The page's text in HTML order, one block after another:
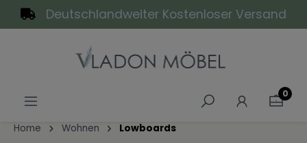
springenDeutschlandweiter Kostenloser Versand
0
Home Wohnen Lowboards